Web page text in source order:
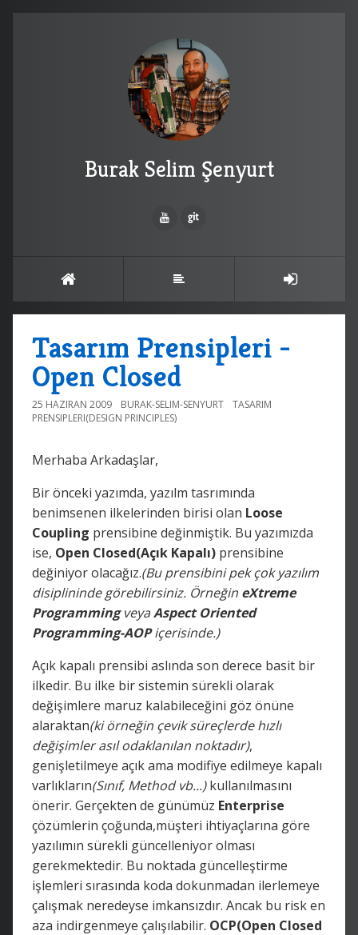
Burak Selim Şenyurt
Tasarım Prensipleri -
Open Closed
25 HAZIRAN 2009 BURAK-SELIM-SENYURT
TASARIM
PRENSIPLERI(DESIGN PRINCIPLES)
Merhaba Arkadaşlar,
Bir önceki yazımda, yazılm tasrımında
benimsenen ilkelerinden birisi olan Loose
Coupling prensibine değinmiştik. Bu yazımızda
ise, Open Closed(Açık Kapalı) prensibine
değiniyor olacağız.(Bu prensibini pek çok yazılım
disiplininde görebilirsiniz. Örneğin eXtreme
ProgrammingveyaAspect Oriented
Programming-AOPiçerisinde.)
Açık kapalı prensibi aslında son derece basit bir
ilkedir. Bu ilke bir sistemin sürekli olarak
değişimlere maruz kalabileceğini göz önüne
alaraktan(ki örneğin çevik süreçlerde hızlı
değişimler asıl odaklanılan noktadır),
genişletilmeye açık ama modifiye edilmeye kapalı
varlıkların(Sınıf, Method vb...)kullanılmasını
önerir. Gerçekten de günümüz Enterprise
çözümlerin çoğunda,müşteri ihtiyaçlarına göre
yazılımın sürekli güncelleniyor olması
gerekmektedir. Bu noktada güncelleştirme
işlemleri sırasında koda dokunmadan ilerlemeye
çalışmak neredeyse imkansızdır. Ancak bu risk en
aza indirgenmeye çalışılabilir. OCP(Open Closed